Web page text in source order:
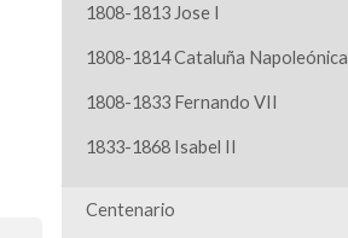
1808-1813 Jose I
1808-1814 Cataluña Napoleónica
1808-1833 Fernando VII
1833-1868 Isabel II
Centenario